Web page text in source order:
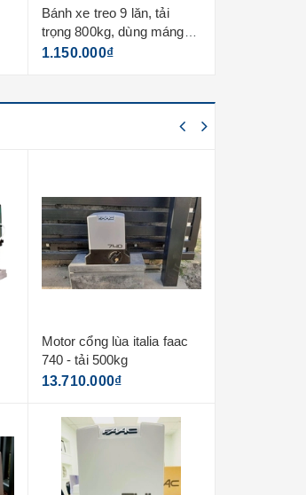
Bánh xe treo 9 lăn, tải
trọng 800kg, dùng máng
5mm
1.150.000₫
Motor cổng lùa italia faac
740 - tải 500kg
13.710.000₫